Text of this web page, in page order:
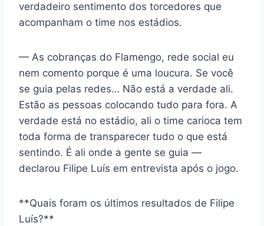
verdadeiro sentimento dos torcedores que
acompanham o time nos estádios.
— As cobranças do Flamengo, rede social eu
nem comento porque é uma loucura. Se você
se guia pelas redes… Não está a verdade ali.
Estão as pessoas colocando tudo para fora. A
verdade está no estádio, ali o time carioca tem
toda forma de transparecer tudo o que está
sentindo. É ali onde a gente se guia —
declarou Filipe Luís em entrevista após o jogo.
**Quais foram os últimos resultados de Filipe
Luís?**